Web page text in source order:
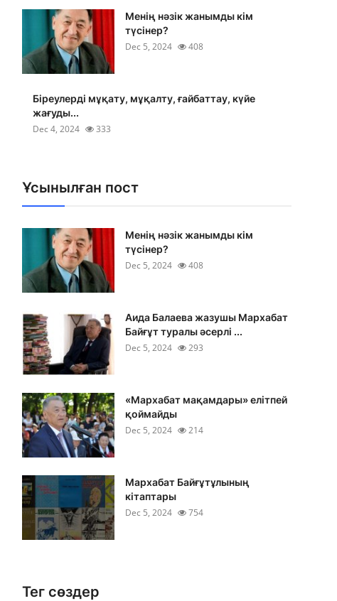
Менің нәзік жанымды кім
түсінер?
Dec 5, 2024
408
Біреулерді мұқату, мұқалту, ғайбаттау, күйе
жағуды...
Dec 4, 2024
333
Ұсынылған пост
Менің нәзік жанымды кім
түсінер?
Dec 5, 2024
408
Аида Балаева жазушы Мархабат
Байғұт туралы әсерлі ...
Dec 5, 2024
293
«Мархабат мақамдары» елітпей
қоймайды
Dec 5, 2024
214
Мархабат Байғұтұлының
кітаптары
Dec 5, 2024
754
Тег сөздер